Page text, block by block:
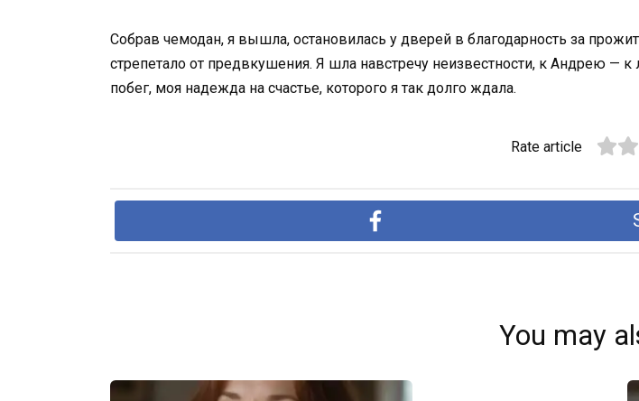
Собрав чемодан, я вышла, остановилась у дверей в благодарность за
стрепетало от предвкушения. Я шла навстречу неизвестности, к Андрею
побег, моя надежда на счастье, которого я так долго ждала.
Rate article
You may